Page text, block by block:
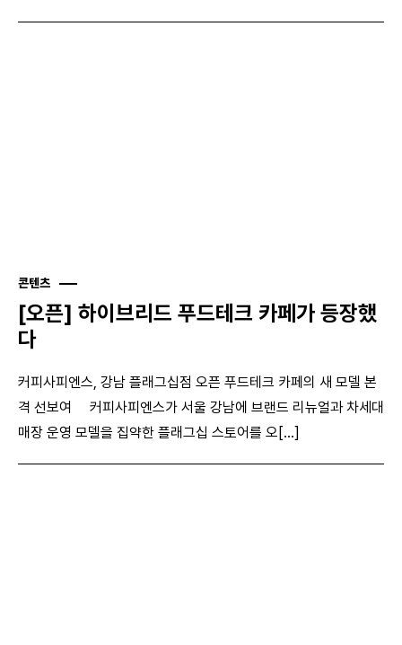
콘텐츠
[오픈] 하이브리드 푸드테크 카페가 등장했
다
커피사피엔스, 강남 플래그십점 오픈 푸드테크 카페의 새 모델 본
격 선보여 커피사피엔스가 서울 강남에 브랜드 리뉴얼과 차세대
매장 운영 모델을 집약한 플래그십 스토어를 오[...]